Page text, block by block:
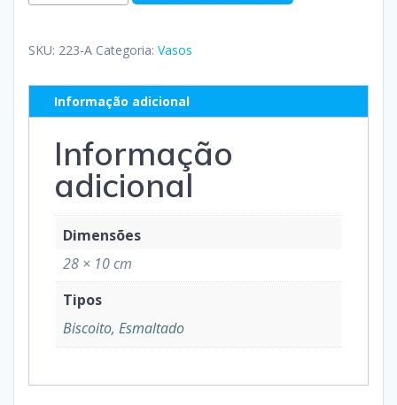
SKU: 223-A Categoria: Vasos
Informação adicional
Informação
adicional
Dimensões
28 × 10 cm
Tipos
Biscoito, Esmaltado